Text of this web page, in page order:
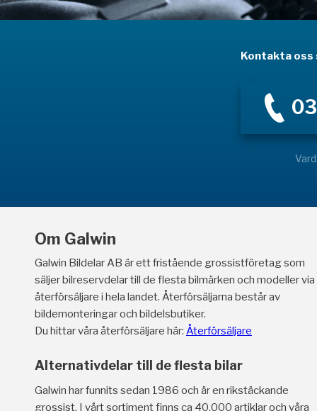
Kontakta oss
Om Galwin
Galwin Bildelar AB är ett fristående grossistföretag som
säljer bilreservdelar till de flesta bilmärken och modeller via
återförsäljare i hela landet. Återförsäljarna består av
bildemonteringar och bildelsbutiker.
Du hittar våra återförsäljare här: Återförsäljare
Alternativdelar till de flesta bilar
Galwin har funnits sedan 1986 och är en rikstäckande
grossist. I vårt sortiment finns ca 40.000 artiklar och våra